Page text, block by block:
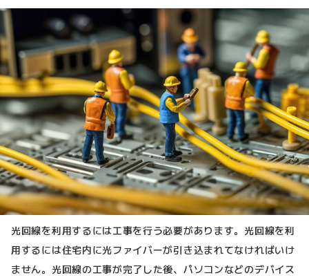
光回線を利用するには工事を行う必要があります。光回線を利
用するには住宅内に光ファイバーが引き込まれてなければいけ
ません。光回線の工事が完了した後、パソコンなどのデバイス